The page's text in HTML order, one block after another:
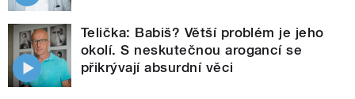
Telička: Babiš? Větší problém je jeho
okolí. S neskutečnou arogancí se
přikrývají absurdní věci